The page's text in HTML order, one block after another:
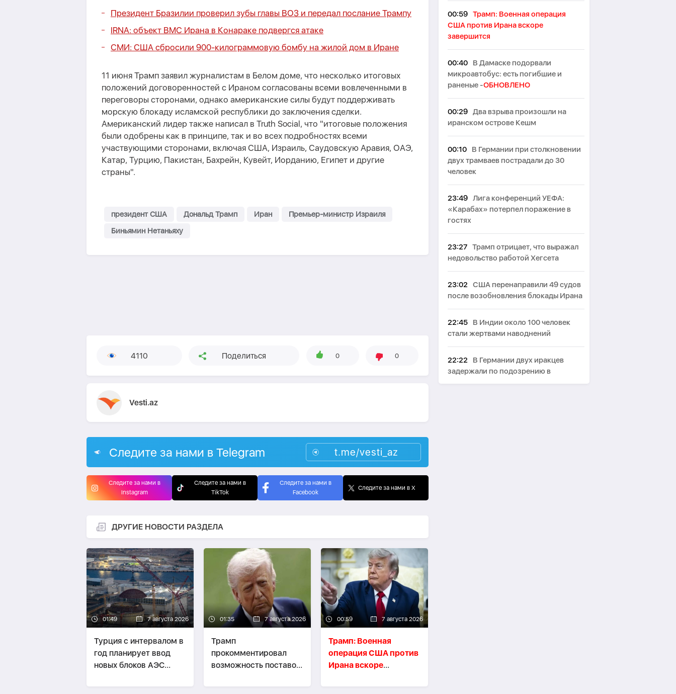
Президент Бразилии проверил зубы главы ВОЗ и передал послание Трампу
IRNA: объект ВМС Ирана в Конараке подвергся атаке
СМИ: США сбросили 900-килограммовую бомбу на жилой дом в Иране
11 июня Трамп заявил журналистам в Белом доме, что несколько итоговых
положений договоренностей с Ираном согласованы всеми вовлеченными в
переговоры сторонами, однако американские силы будут поддерживать
морскую блокаду исламской республики до заключения сделки.
Американский лидер также написал в Truth Social, что "итоговые положения
были одобрены как в принципе, так и во всех подробностях всеми
участвующими сторонами, включая США, Израиль, Саудовскую Аравия, ОАЭ,
Катар, Турцию, Пакистан, Бахрейн, Кувейт, Иорданию, Египет и другие
страны".
президент США Дональд Трамп Иран
Премьер-министр Израиля
Биньямин Нетаньяху
4110 Поделиться 0 0
Vesti.az
Следите за нами в Telegram t.me/vesti_az
Следите за нами в
Instagram
Следите за нами в
TikTok
Следите за нами в
Facebook
Следите за нами в X
ДРУГИЕ НОВОСТИ РАЗДЕЛА
01:49 7 августа 2026
Турция с интервалом в
год планирует ввод
новых блоков АЭС
01:35 7 августа 2026
Трамп
прокомментировал
возможность поставок
Украине
00:59 7 августа 2026
Трамп: Военная
операция США против
Ирана вскоре
00:59 Трамп: Военная операция
США против Ирана вскоре
завершится
00:40
В Дамаске подорвали
микроавтобус: есть погибшие и
раненые -ОБНОВЛЕНО
00:29 Два взрыва произошли на
иранском острове Кешм
00:10
В Германии при столкновении
двух трамваев пострадали до 30
человек
23:49 Лига конференций УЕФА:
«Карабах» потерпел поражение в
гостях
23:27 Трамп отрицает, что выражал
недовольство работой Хегсета
23:02
США перенаправили 49 судов
после возобновления блокады Ирана
22:45
В Индии около 100 человек
стали жертвами наводнений
22:22
В Германии двух иракцев
задержали по подозрению в
терроризме